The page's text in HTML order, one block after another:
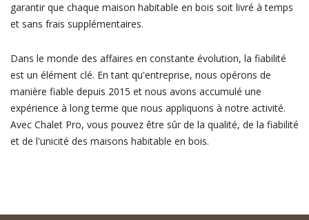
garantir que chaque maison habitable en bois soit livré à temps
et sans frais supplémentaires.
Dans le monde des affaires en constante évolution, la fiabilité
est un élément clé. En tant qu'entreprise, nous opérons de
manière fiable depuis 2015 et nous avons accumulé une
expérience à long terme que nous appliquons à notre activité.
Avec Chalet Pro, vous pouvez être sûr de la qualité, de la fiabilité
et de l'unicité des maisons habitable en bois.